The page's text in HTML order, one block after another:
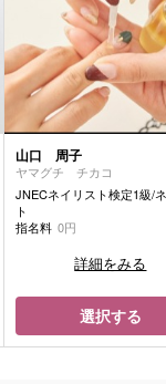
山口 周子
ヤマグチ チカコ
JNECネイリスト検定1級/
ト
指名料 0円
詳細をみる
選択する